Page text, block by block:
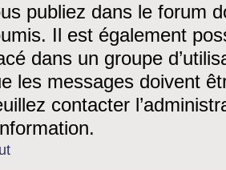
publiez dans le forum
Il est également
dans un groupe
les messages doivent
contacter